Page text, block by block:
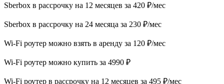
Sberbox в рассрочку на 12 месяцев за 420 ₽/мес
Sberbox в рассрочку на 24 месяца за 230 ₽/мес
Wi-Fi роутер можно взять в аренду за 120 ₽/мес
Wi-Fi роутер можно купить за 4990 ₽
Wi-Fi роутер в рассрочку на 12 месяцев за 495 ₽/мес